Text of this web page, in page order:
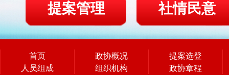
提案管理 社情民意
首页
人员组成
政协概况
组织机构
提案选登
政协章程